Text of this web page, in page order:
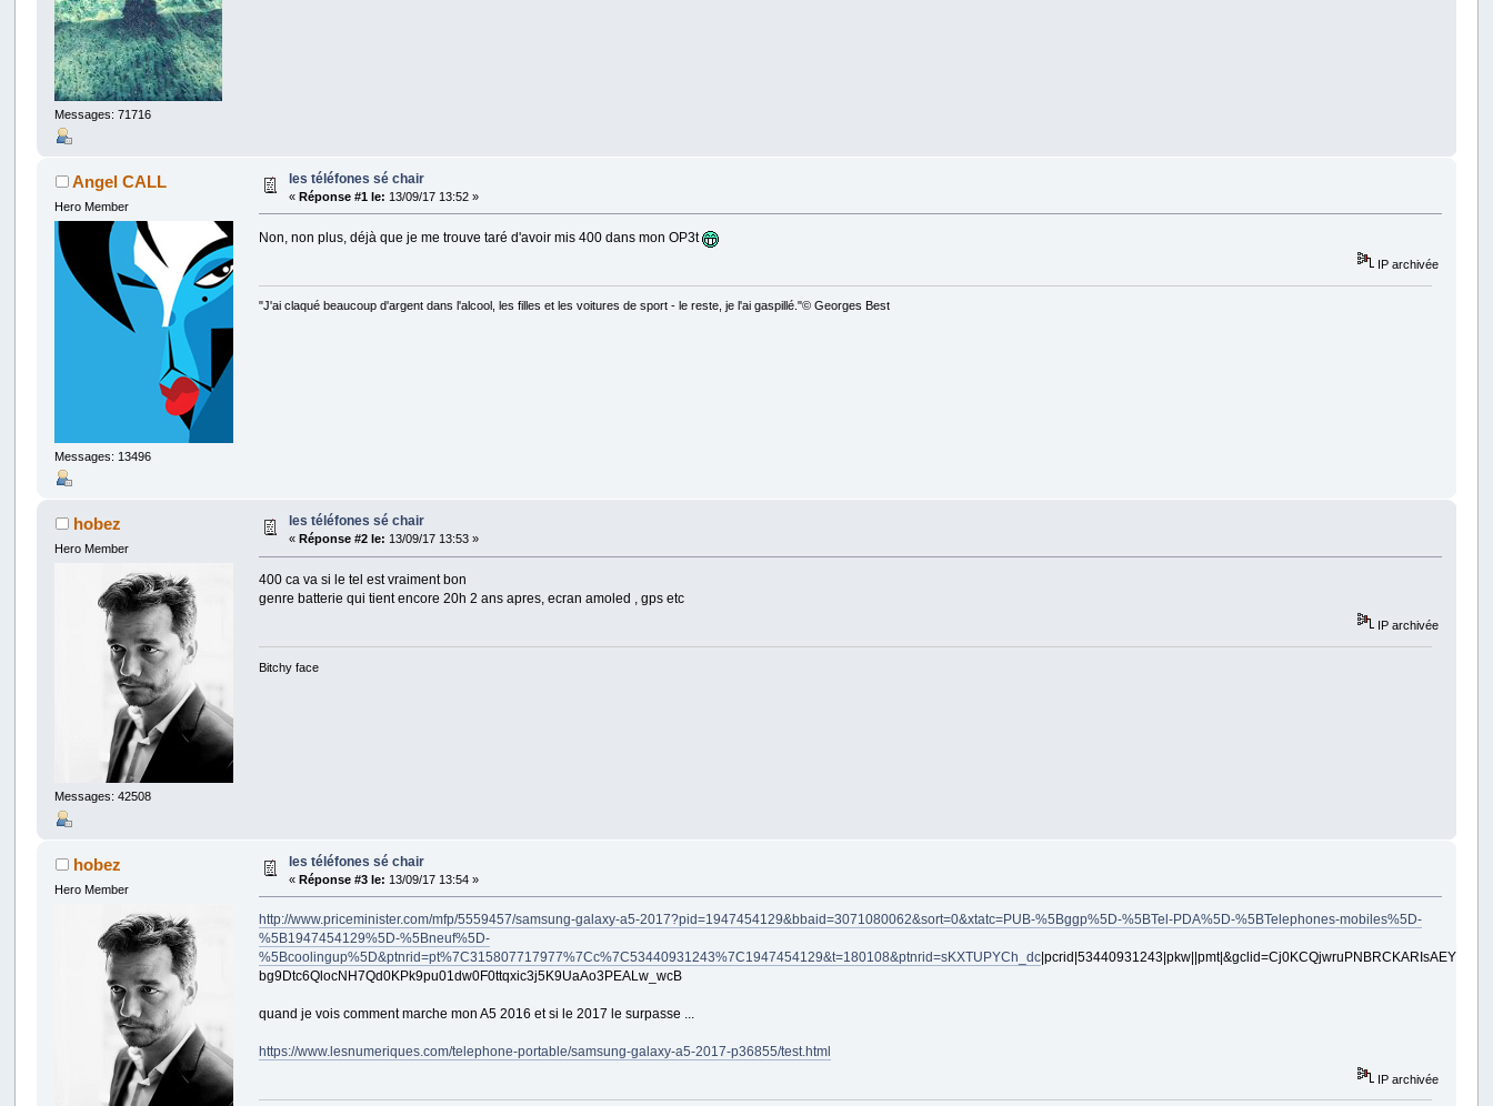
Messages: 71716
Angel CALL
Hero Member
Messages: 13496
les téléfones sé chair
«Réponse #1 le: 13/09/17 13:52 »
Non, non plus, déjà que je me trouve taré d'avoir mis 400 dans mon OP3t
IP archivée
"J'ai claqué beaucoup d'argent dans l'alcool, les filles et les voitures de sport - le reste, je l'ai gaspillé."© Georges Best
hobez
Hero Member
Messages: 42508
les téléfones sé chair
«Réponse #2 le: 13/09/17 13:53 »
400 ca va si le tel est vraiment bon
genre batterie qui tient encore 20h 2 ans apres, ecran amoled , gps etc
IP archivée
Bitchy face
hobez
Hero Member
les téléfones sé chair
«Réponse #3 le: 13/09/17 13:54 »
http://www.priceminister.com/mfp/5559457/samsung-galaxy-a5-2017?pid=1947454129&bbaid=3071080062&sort=0&xtatc=PUB-%5Bggp%5D-%5BTel-PDA%5D-%5BTelephones-mobiles%5D-
%5B1947454129%5D-%5Bneuf%5D-
%5Bcoolingup%5D&ptnrid=pt%7C315807717977%7Cc%7C53440931243%7C1947454129&t=180108&ptnrid=sKXTUPYCh_dc
bg9Dtc6QlocNH7Qd0KPk9pu01dw0F0ttqxic3j5K9UaAo3PEALw_wcB
quand je vois comment marche mon A5 2016 et si le 2017 le surpasse ...
https://www.lesnumeriques.com/telephone-portable/samsung-galaxy-a5-2017-p36855/test.html
IP archivée